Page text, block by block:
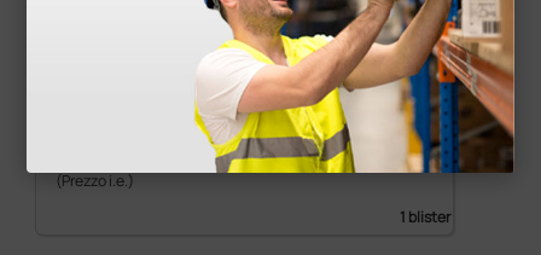
Batterie alkaline mezza torcia C - Varta H.E.
(Prezzo i.e.)
1 blister